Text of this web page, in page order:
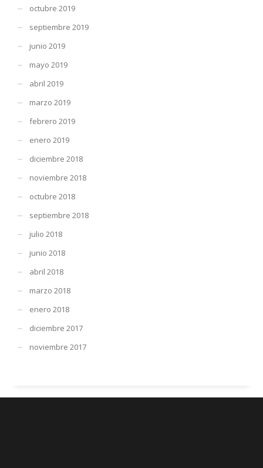
octubre 2019
septiembre 2019
junio 2019
mayo 2019
abril 2019
marzo 2019
febrero 2019
enero 2019
diciembre 2018
noviembre 2018
octubre 2018
septiembre 2018
julio 2018
junio 2018
abril 2018
marzo 2018
enero 2018
diciembre 2017
noviembre 2017